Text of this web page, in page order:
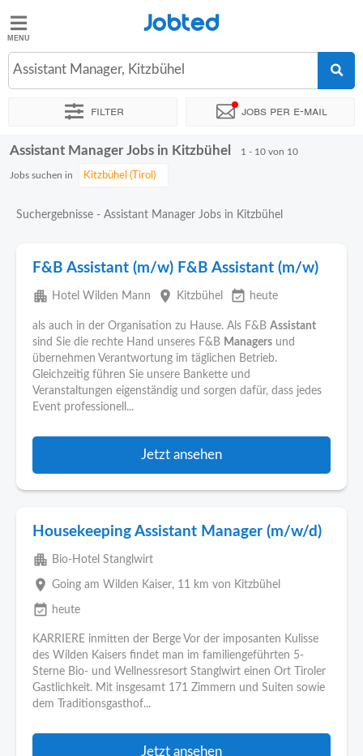
Jobted
Jobs
Jobted
Assistant Manager, Kitzbühel
Filter Jobs per e-mail
Sortieren nach Genauer Standort Unternehmen
Assistant Manager Jobs in Kitzbühel 1 - 10 von 10
Jobs suchen in
Suchergebnisse - Assistant Manager Jobs in Kitzbühel
F&B Assistant (m/w) F&B Assistant (m/w)
apartment Hotel Wilden Mann place Kitzbühel event_available heute
als auch in der Organisation zu Hause. Als F&B Assistant
sind Sie die rechte Hand unseres F&B Managers und
übernehmen Verantwortung im täglichen Betrieb.
Gleichzeitig führen Sie unsere Bankette und
Veranstaltungen eigenständig und sorgen dafür, dass jedes
Event professionell...
Jetzt ansehen
Housekeeping Assistant Manager (m/w/d)
apartment Bio-Hotel Stanglwirt
place Going am Wilden Kaiser, 11 km von Kitzbühel
event_available heute
KARRIERE inmitten der Berge Vor der imposanten Kulisse
des Wilden Kaisers findet man im familiengeführten 5-
Sterne Bio- und Wellnessresort Stanglwirt einen Ort Tiroler
Gastlichkeit. Mit insgesamt 171 Zimmern und Suiten sowie
dem Traditionsgasthof...
Jetzt ansehen